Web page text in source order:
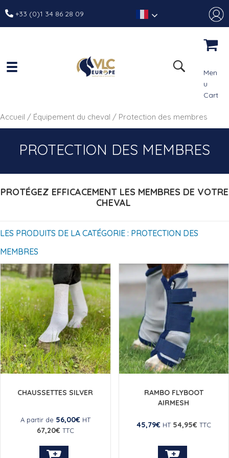
+33 (0)1 34 86 28 09
Men
u
Cart
Accueil / Équipement du cheval / Protection des membres
PROTECTION DES MEMBRES
PROTÉGEZ EFFICACEMENT LES MEMBRES DE VOTRE
CHEVAL
LES PRODUITS DE LA CATÉGORIE : PROTECTION DES
MEMBRES
CHAUSSETTES SILVER
A partir de 56,00€HT
67,20€ TTC
RAMBO FLYBOOT
AIRMESH
45,79€ HT 54,95€ TTC